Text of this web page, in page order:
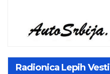
Radionica Lepih Vesti